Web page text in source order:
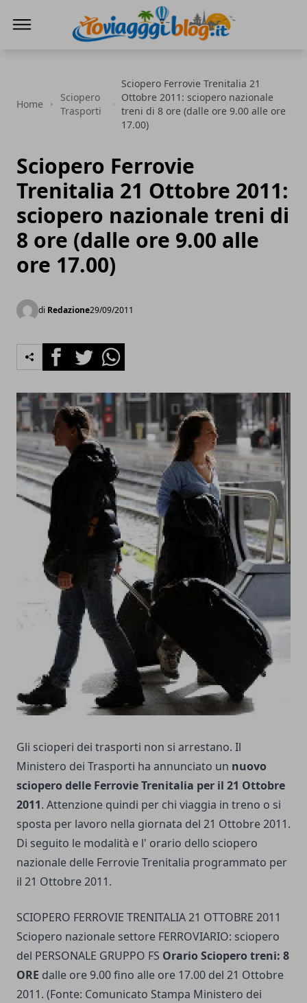
Home
Sciopero
Trasporti
Sciopero Ferrovie Trenitalia 21
Ottobre 2011: sciopero nazionale
treni di 8 ore (dalle ore 9.00 alle ore
17.00)
Sciopero Ferrovie
Trenitalia 21 Ottobre 2011:
sciopero nazionale treni di
8 ore (dalle ore 9.00 alle
ore 17.00)
di Redazione29/09/2011
FacebookTwitterWhatsapp
Gli scioperi dei trasporti non si arrestano. Il
Ministero dei Trasporti ha annunciato un nuovo
sciopero delle Ferrovie Trenitalia per il 21 Ottobre
2011. Attenzione quindi per chi viaggia in treno o si
sposta per lavoro nella giornata del 21 Ottobre 2011.
Di seguito le modalità e l' orario dello sciopero
nazionale delle Ferrovie Trenitalia programmato per
il 21 Ottobre 2011.
SCIOPERO FERROVIE TRENITALIA 21 OTTOBRE 2011
Sciopero nazionale settore FERROVIARIO: sciopero
del PERSONALE GRUPPO FS Orario Sciopero treni: 8
ORE dalle ore 9.00 fino alle ore 17.00 del 21 Ottobre
2011. (Fonte: Comunicato Stampa Ministero dei